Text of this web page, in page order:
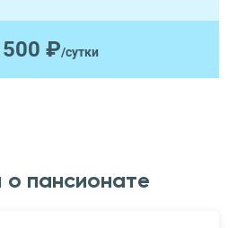
₽/сутки
пансионате